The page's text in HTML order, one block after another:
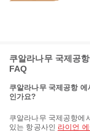
쿠알라나무 국제공
FAQ
쿠알라나무 국제공항 에
인가요?
쿠알라나무 국제공항에서 출발하는 대부분의 여행객은 이 공항에서 가장 인기
있는 항공사인 라이언